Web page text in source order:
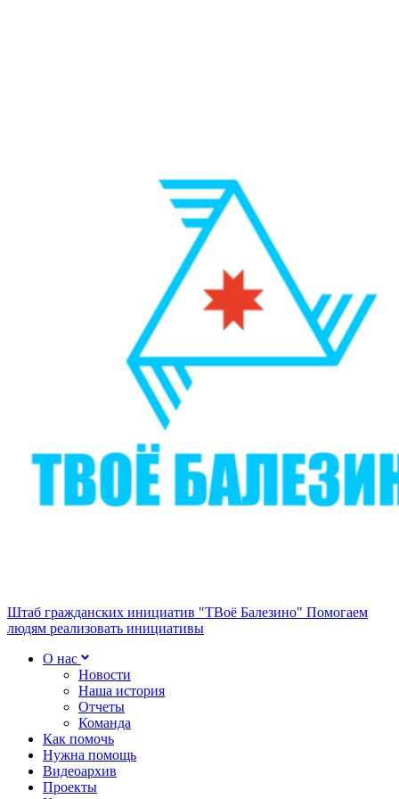
Штаб гражданских инициатив "ТВоё Балезино" Помогаем
людям реализовать инициативы
О нас
Новости
Наша история
Отчеты
Команда
Как помочь
Нужна помощь
Видеоархив
Проекты